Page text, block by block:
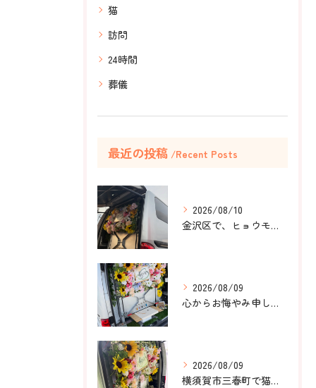
猫
訪問
24時間
葬儀
最近の投稿 Recent Posts
2026/08/10
金沢区で、ヒョウモントカゲモドキのラテちゃんのペット火葬のお...
2026/08/09
心からお悔やみ申し上げます。
2026/08/09
横須賀市三春町で猫ちゃんのペット葬儀、ペット火葬をお手伝いさ...